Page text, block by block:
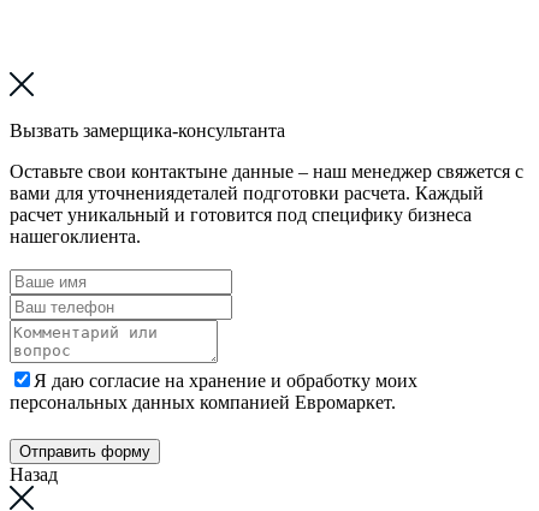
Вызвать замерщика-консультанта
Оставьте свои контактыне данные – наш менеджер свяжется с
вами для уточнениядеталей подготовки расчета. Каждый
расчет уникальный и готовится под специфику бизнеса
нашегоклиента.
Я даю согласие на хранение и обработку моих
персональных данных компанией Евромаркет.
Отправить форму
Назад